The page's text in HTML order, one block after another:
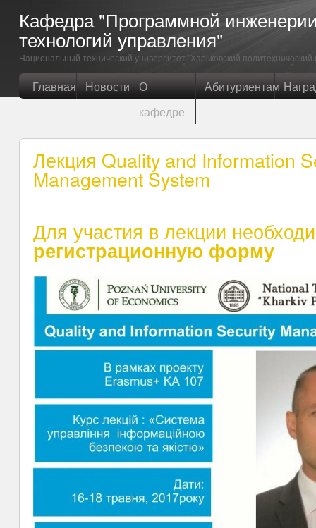
Кафедра "Программной
технологий управления"
Национальный технический университет "Харьковский политехнический
Главная Новости О
кафедре
Абитуриентам
Лекция Quality and Information
Management System
Для участия в лекции
регистрационную форму